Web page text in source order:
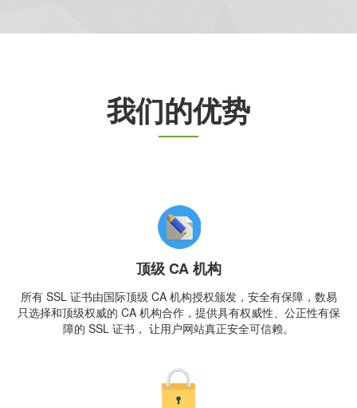
我们的优势
顶级 CA 机构
所有 SSL 证书由国际顶级 CA 机构授权颁发，安全有保障，数易
只选择和顶级权威的 CA 机构合作，提供具有权威性、公正性有保
障的 SSL 证书， 让用户网站真正安全可信赖。